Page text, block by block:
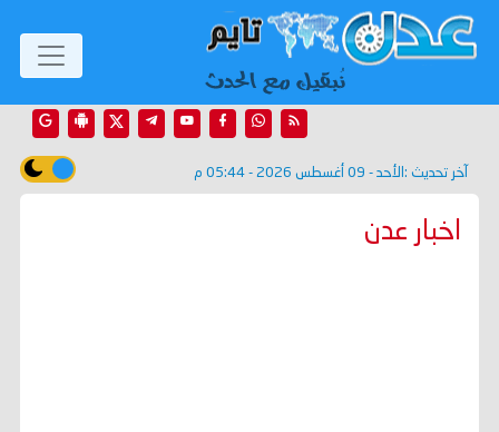
آخر تحديث : الأحد - 09 أغسطس 2026 - 05:44 م
اخبار عدن